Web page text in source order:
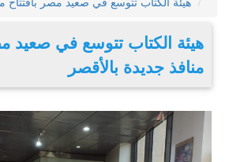
هيئة الكتاب تتوسع في صعيد مصر بافتتاح
هيئة الكتاب تتوسع في صعيد
منافذ جديدة بالأقصر